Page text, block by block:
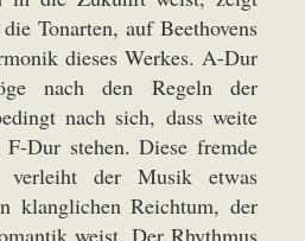
Tonarten, auf Beethovens
dieses Werkes. A-Dur
nach den Regeln der
nach sich, dass weite
Dur stehen. Diese fremde
verleiht der Musik etwas
klanglichen Reichtum, der
weist. Der Rhythmus